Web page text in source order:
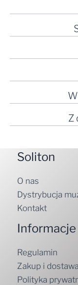
Z
Soliton
O nas
Dystrybucja
Kontakt
Informacje
Regulamin
Zakup i dostawa
Polityka